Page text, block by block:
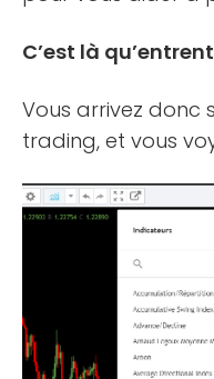
C’est là
Vous arrivez donc
trading, et vous